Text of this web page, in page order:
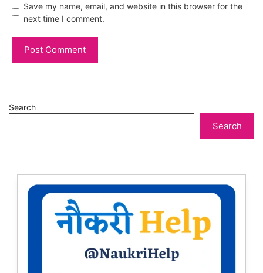
Save my name, email, and website in this browser for the
next time I comment.
Search
Search